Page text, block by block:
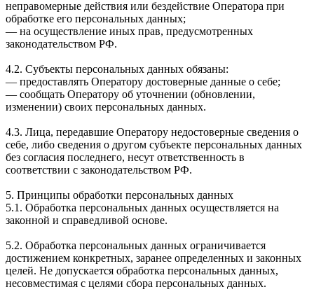
неправомерные действия или бездействие Оператора при
обработке его персональных данных;
— на осуществление иных прав, предусмотренных
законодательством РФ.
4.2. Субъекты персональных данных обязаны:
— предоставлять Оператору достоверные данные о себе;
— сообщать Оператору об уточнении (обновлении,
изменении) своих персональных данных.
4.3. Лица, передавшие Оператору недостоверные сведения о
себе, либо сведения о другом субъекте персональных данных
без согласия последнего, несут ответственность в
соответствии с законодательством РФ.
5. Принципы обработки персональных данных
5.1. Обработка персональных данных осуществляется на
законной и справедливой основе.
5.2. Обработка персональных данных ограничивается
достижением конкретных, заранее определенных и законных
целей. Не допускается обработка персональных данных,
несовместимая с целями сбора персональных данных.